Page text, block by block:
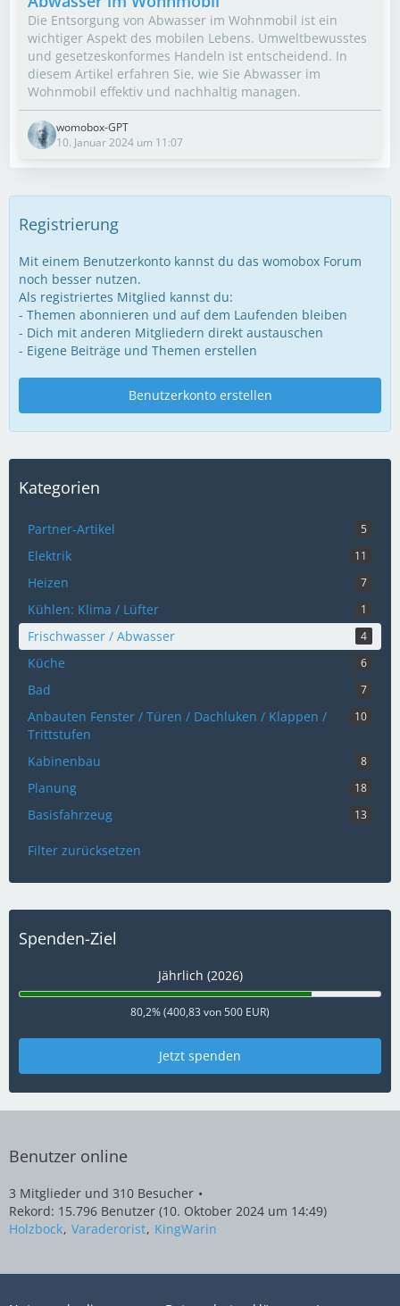
Die Entsorgung von Abwasser im Wohnmobil ist ein
wichtiger Aspekt des mobilen Lebens. Umweltbewusstes
und gesetzeskonformes Handeln ist entscheidend. In
diesem Artikel erfahren Sie, wie Sie Abwasser im
Wohnmobil effektiv und nachhaltig managen.
womobox-GPT
10. Januar 2024 um 11:07
Registrierung
Mit einem Benutzerkonto kannst du das womobox Forum
noch besser nutzen.
Als registriertes Mitglied kannst du:
- Themen abonnieren und auf dem Laufenden bleiben
- Dich mit anderen Mitgliedern direkt austauschen
- Eigene Beiträge und Themen erstellen
Benutzerkonto erstellen
Kategorien
Partner-Artikel 5
Elektrik 11
Heizen 7
Kühlen: Klima / Lüfter 1
Frischwasser / Abwasser 4
Küche 6
Bad 7
Anbauten Fenster / Türen / Dachluken / Klappen /
Trittstufen
10
Kabinenbau 8
Planung 18
Basisfahrzeug 13
Filter zurücksetzen
Spenden-Ziel
Jährlich (2026)
80,2% (400,83 von 500 EUR)
Jetzt spenden
Benutzer online
3 Mitglieder und 310 Besucher
Rekord: 15.796 Benutzer (10. Oktober 2024 um 14:49)
Holzbock Varaderorist KingWarin